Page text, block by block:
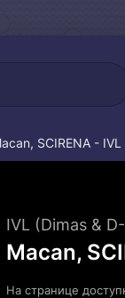
SCIRENA -
IVL (Dimas &
Macan,
На странице